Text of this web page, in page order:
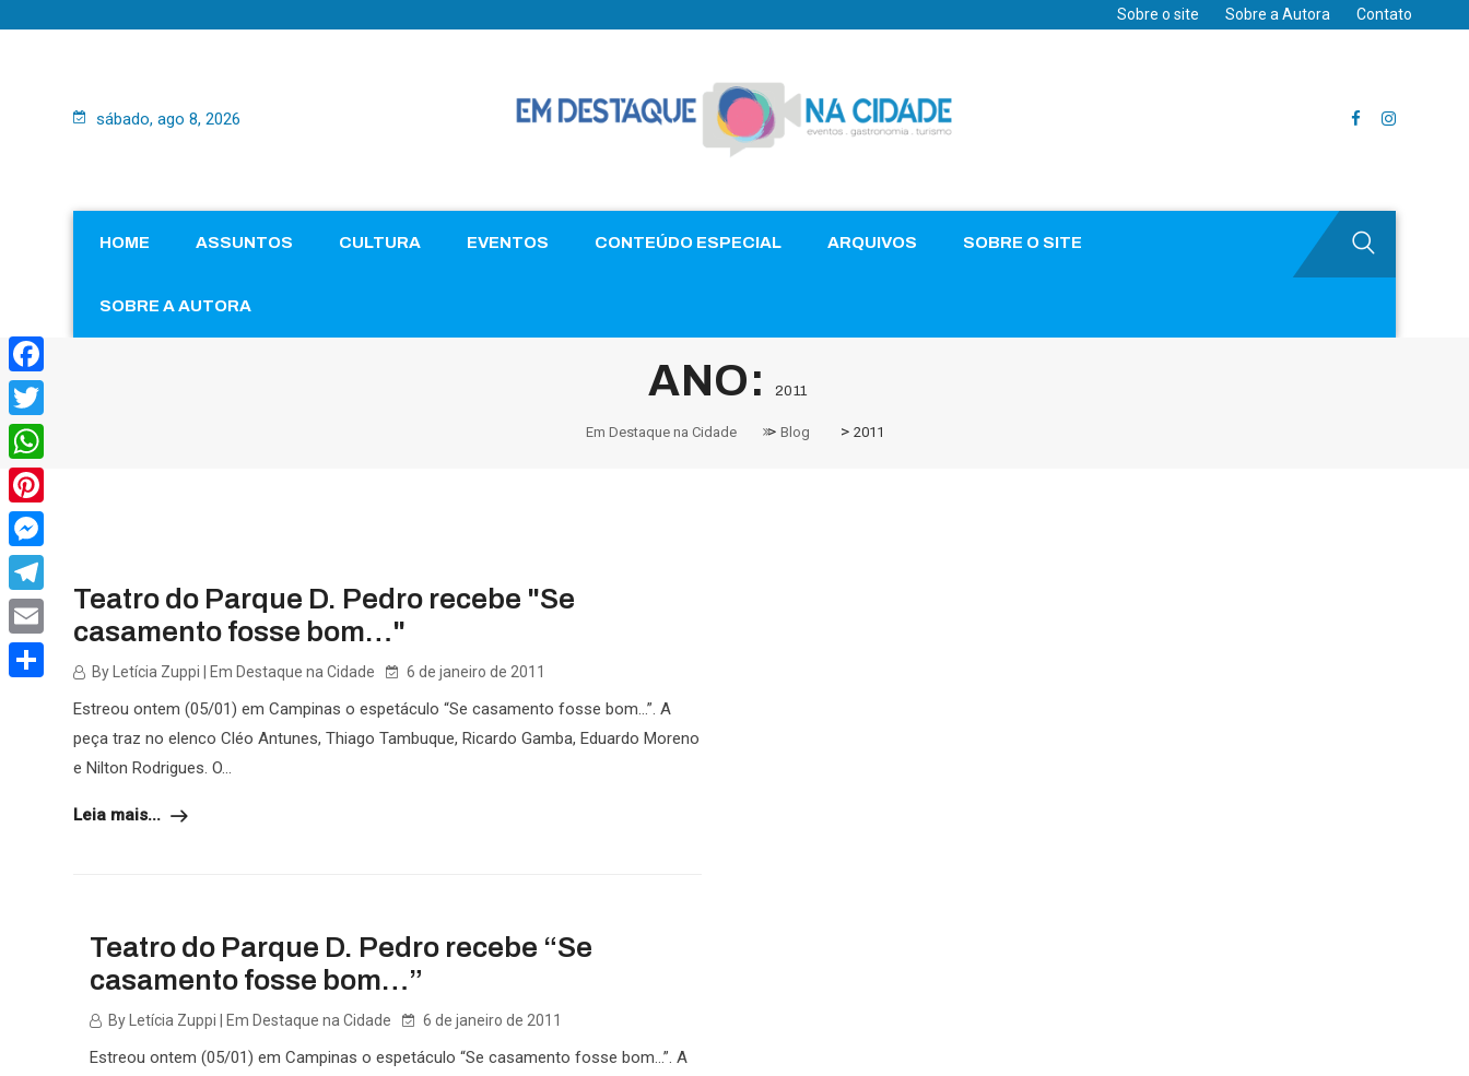
Sobre o site Sobre a Autora Contato
sábado, ago 8, 2026
HOME ASSUNTOS CULTURA EVENTOS CONTEÚDO ESPECIAL ARQUIVOS SOBRE O SITE
SOBRE A AUTORA
ANO: 2011
Em Destaque na Cidade > Blog > 2011
Teatro do Parque D. Pedro recebe "Se
casamento fosse bom…"
By Letícia Zuppi | Em Destaque na Cidade 6 de janeiro de 2011
Estreou ontem (05/01) em Campinas o espetáculo “Se casamento fosse bom…”. A
peça traz no elenco Cléo Antunes, Thiago Tambuque, Ricardo Gamba, Eduardo Moreno
e Nilton Rodrigues. O...
Leia mais...
Teatro do Parque D. Pedro recebe “Se
casamento fosse bom…”
By Letícia Zuppi | Em Destaque na Cidade 6 de janeiro de 2011
Estreou ontem (05/01) em Campinas o espetáculo “Se casamento fosse bom…”. A
Facebook
Twitter
WhatsApp
Pinterest
Messenger
Telegram
Email